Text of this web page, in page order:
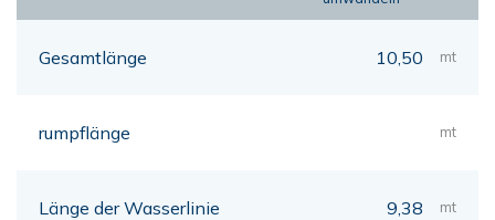
Gesamtlänge 10,50 mt
rumpflänge mt
Länge der Wasserlinie 9,38 mt